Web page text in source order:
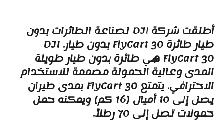
أطلقت شركة DJI لصناعة الطائرات بدون
طيار طائرة FlyCart 30 بدون طيار. DJI
FlyCart 30 هي طائرة بدون طيار طويلة
وعالية الحمولة مصممة للاستخدام
الاحترافي. يتمتع FlyCart 30 بمدى طيران
يصل إلى 10 أميال (16 كم) ويمكنه حمل
تصل إلى 70 رطلاً.